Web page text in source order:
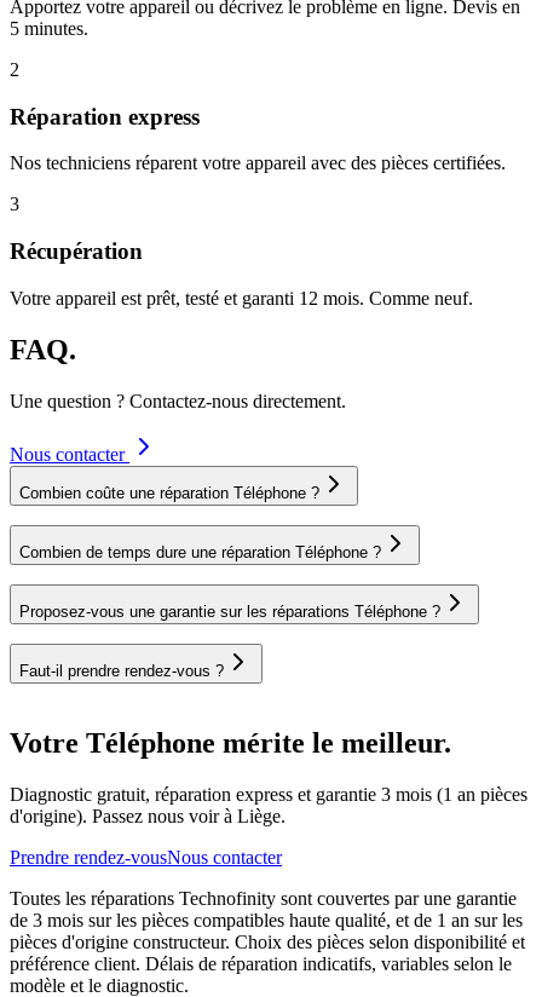
Apportez votre appareil ou décrivez le problème en ligne. Devis en
5 minutes.
2
Réparation express
Nos techniciens réparent votre appareil avec des pièces certifiées.
3
Récupération
Votre appareil est prêt, testé et garanti 12 mois. Comme neuf.
FAQ.
Une question ? Contactez-nous directement.
Nous contacter
Combien coûte une réparation Téléphone ?
Combien de temps dure une réparation Téléphone ?
Proposez-vous une garantie sur les réparations Téléphone ?
Faut-il prendre rendez-vous ?
Votre Téléphone mérite le meilleur.
Diagnostic gratuit, réparation express et garantie 3 mois (1 an pièces
d'origine). Passez nous voir à Liège.
Prendre rendez-vousNous contacter
Toutes les réparations Technofinity sont couvertes par une garantie
de 3 mois sur les pièces compatibles haute qualité, et de 1 an sur les
pièces d'origine constructeur. Choix des pièces selon disponibilité et
préférence client. Délais de réparation indicatifs, variables selon le
modèle et le diagnostic.